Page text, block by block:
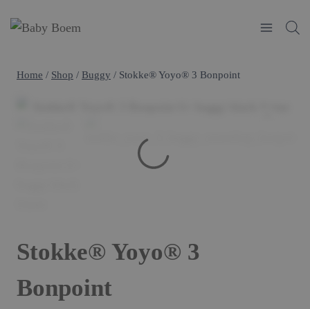
naar
Home / Shop / Buggy / Stokke® Yoyo® 3 Bonpoint
Stokke® Yoyo® 3
Bonpoint